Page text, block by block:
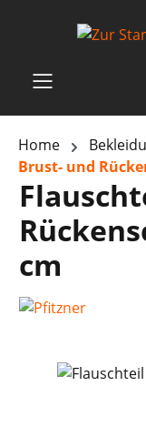
Home
Brust- und
cm
Bildergalerie